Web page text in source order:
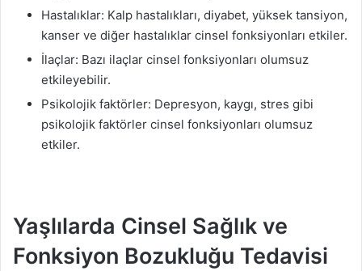
Hastalıklar: Kalp hastalıkları, diyabet, yüksek tansiyon,
kanser ve diğer hastalıklar cinsel fonksiyonları etkiler.
İlaçlar: Bazı ilaçlar cinsel fonksiyonları olumsuz
etkileyebilir.
Psikolojik faktörler: Depresyon, kaygı, stres gibi
psikolojik faktörler cinsel fonksiyonları olumsuz
etkiler.
Yaşlılarda Cinsel Sağlık ve
Fonksiyon Bozukluğu Tedavisi